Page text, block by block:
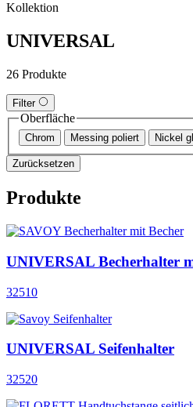
Kollektion
UNIVERSAL
26 Produkte
Filter
Oberfläche
Chrom Messing poliert Nickel
Zurücksetzen
Produkte
UNIVERSAL Becherhalter
32510
UNIVERSAL Seifenhalter
32520